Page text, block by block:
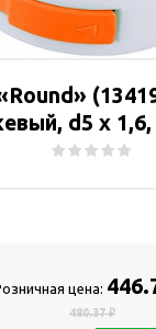
d5 х 1,6,
цена:
480.37 ₽